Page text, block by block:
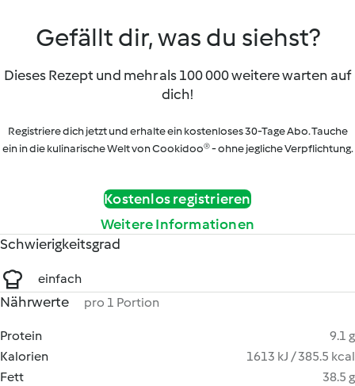
Gefällt dir, was du siehst?
Dieses Rezept und mehr als 100 000 weitere warten auf
dich!
Registriere dich jetzt und erhalte ein kostenloses 30-Tage Abo. Tauche
ein in die kulinarische Welt von Cookidoo® - ohne jegliche Verpflichtung.
Kostenlos registrieren
Weitere Informationen
Schwierigkeitsgrad
einfach
Nährwerte pro 1 Portion
Protein
9.1 g
Kalorien
1613 kJ / 385.5 kcal
Fett
38.5 g